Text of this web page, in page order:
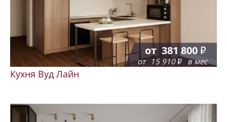
от 381 800
от 15 910 в мес
Кухня Вуд Лайн